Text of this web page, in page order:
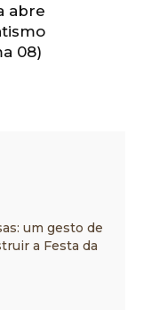
abre
08)
um gesto de
a Festa da